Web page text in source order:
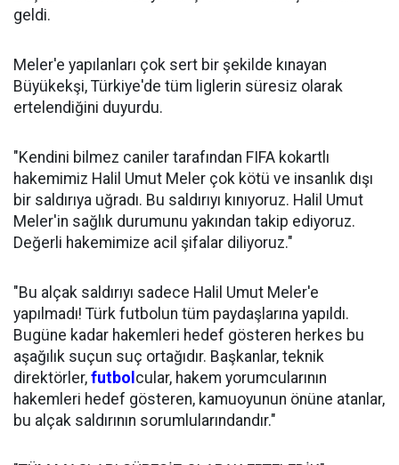
geldi.
Meler'e yapılanları çok sert bir şekilde kınayan
Büyükekşi, Türkiye'de tüm liglerin süresiz olarak
ertelendiğini duyurdu.
"Kendini bilmez caniler tarafından FIFA kokartlı
hakemimiz Halil Umut Meler çok kötü ve insanlık dışı
bir saldırıya uğradı. Bu saldırıyı kınıyoruz. Halil Umut
Meler'in sağlık durumunu yakından takip ediyoruz.
Değerli hakemimize acil şifalar diliyoruz."
"Bu alçak saldırıyı sadece Halil Umut Meler'e
yapılmadı! Türk futbolun tüm paydaşlarına yapıldı.
Bugüne kadar hakemleri hedef gösteren herkes bu
aşağılık suçun suç ortağıdır. Başkanlar, teknik
direktörler, futbol cular, hakem yorumcularının
hakemleri hedef gösteren, kamuoyunun önüne atanlar,
bu alçak saldırının sorumlularındandır."